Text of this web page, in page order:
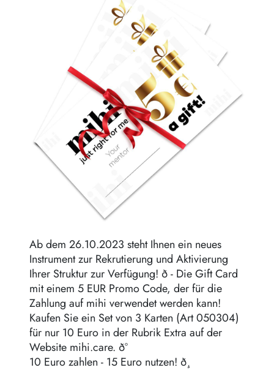
Regeln für die Vererbung
Ab dem 26.10.2023 steht Ihnen ein neues
Instrument zur Rekrutierung und Aktivierung
Ihrer Struktur zur Verfügung! ð - Die Gift Card
mit einem 5 EUR Promo Code, der für die
Zahlung auf mihi verwendet werden kann!
Kaufen Sie ein Set von 3 Karten (Art 050304)
für nur 10 Euro in der Rubrik Extra auf der
Website mihi.care. ð°
10 Euro zahlen - 15 Euro nutzen! ð¸